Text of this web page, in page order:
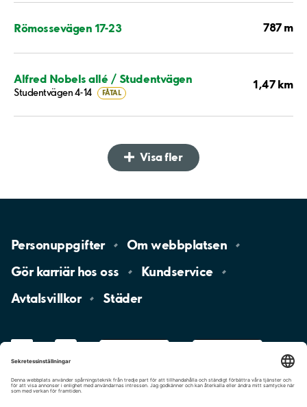
Römossevägen 17-23 787 m
Alfred Nobels allé / Studentvägen
Studentvägen 4-14 FÅTAL
1,47 km
Visa fler
Personuppgifter Omwebbplatsen
Gör karriär hososs
Kundservice
Avtalsvillkor
Städer